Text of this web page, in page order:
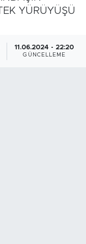
YÜRÜYÜŞÜ
11.06.2024 - 22:20
GÜNCELLEME